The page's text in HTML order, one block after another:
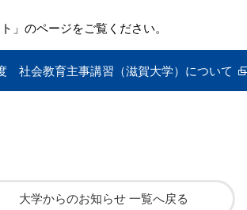
」のページをご覧ください。
社会教育主事講習（滋賀大学）について
大学からのお知らせ 一覧へ戻る